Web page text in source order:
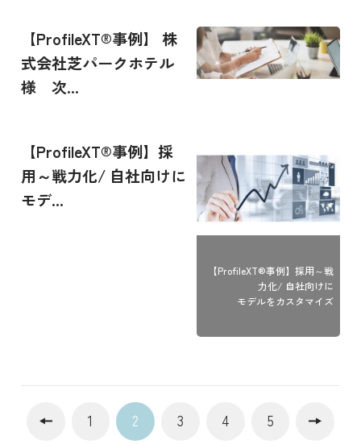
【ProfileXT®事例】 株
式会社芝パークホテル
様 次...
【ProfileXT®事例】採用～戦
力化/ 自社向けに
モデルをカスタマイズ
【ProfileXT®事例】採
用～戦力化/ 自社向けに
モデ...
1 2 3 4 5